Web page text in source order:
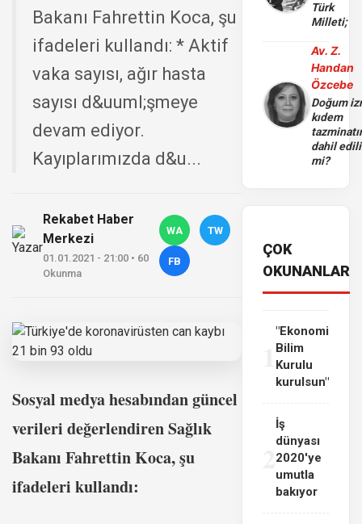
Bakanı Fahrettin Koca, şu
ifadeleri kullandı: * Aktif
vaka sayısı, ağır hasta
sayısı d&uuml;şmeye
devam ediyor.
Kayıplarımızda d&u...
Rekabet Haber
Merkezi
01.01.2021 - 21:00 • 60
Okunma
WA TW
FB
Sosyal medya hesabından güncel
verileri değerlendiren Sağlık
Bakanı Fahrettin Koca, şu
ifadeleri kullandı:
Türk
Milleti;
Av. Z.
Handan
Özcebe
Doğum
kıdem
dahil
mi?
ÇOK
OKUNANLAR
"Ekonomi
Bilim
Kurulu
kurulsun"
İş
dünyası
2020'ye
umutla
bakıyor